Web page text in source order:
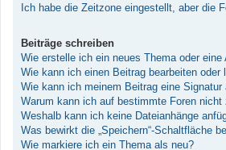
Ich habe die Zeitzone eingestellt, aber die
Beiträge schreiben
Wie erstelle ich ein neues Thema oder eine
Wie kann ich einen Beitrag bearbeiten oder
Wie kann ich meinem Beitrag eine Signatur
Warum kann ich auf bestimmte Foren nicht
Weshalb kann ich keine Dateianhänge
Was bewirkt die „Speichern“-Schaltfläche
Wie markiere ich ein Thema als neu?